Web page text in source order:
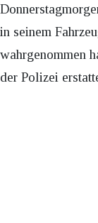
in seinem
wahrgenommen
der Polizei